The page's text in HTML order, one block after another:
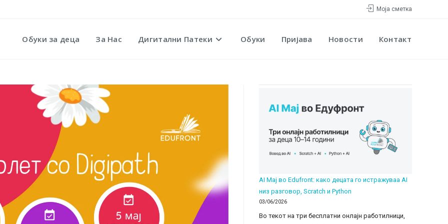
Моја сметка
Обуки за деца За Нас Дигитални Патеки Обуки Пријава Новости Контакт
AI Мај во Edufront: како децата го истражуваа AI
низ разговор, Scratch и Python
03/06/2026
Во текот на три бесплатни онлајн работилници,